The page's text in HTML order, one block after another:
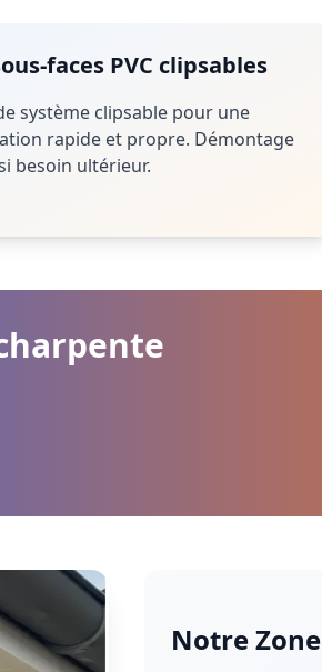
faces PVC clipsables
système clipsable pour une
rapide et propre. Démontage
besoin ultérieur.
Notre